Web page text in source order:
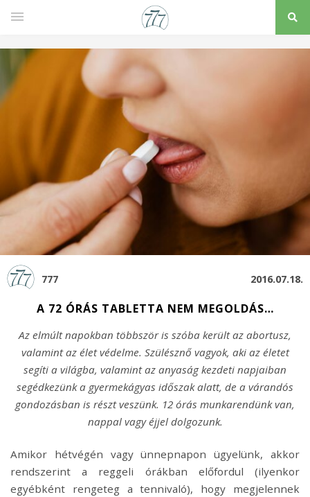
777 2016.07.18.
A 72 ÓRÁS TABLETTA NEM MEGOLDÁS…
Az elmúlt napokban többször is szóba került az abortusz,
valamint az élet védelme. Szülésznő vagyok, aki az életet
segíti a világba, valamint az anyaság kezdeti napjaiban
segédkezünk a gyermekágyas időszak alatt, de a várandós
gondozásban is részt veszünk. 12 órás munkarendünk van,
nappal vagy éjjel dolgozunk.
Amikor hétvégén vagy ünnepnapon ügyelünk, akkor
rendszerint a reggeli órákban előfordul (ilyenkor
egyébként rengeteg a tennivaló), hogy megjelennek